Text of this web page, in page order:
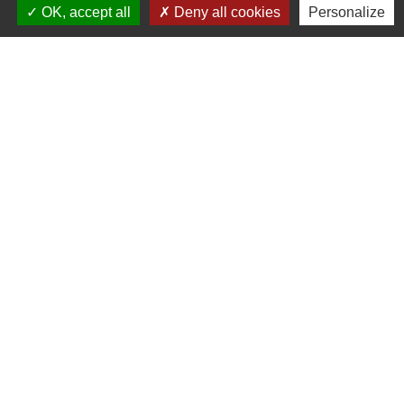
Contacts
OK, accept all
Deny all cookies Personalize